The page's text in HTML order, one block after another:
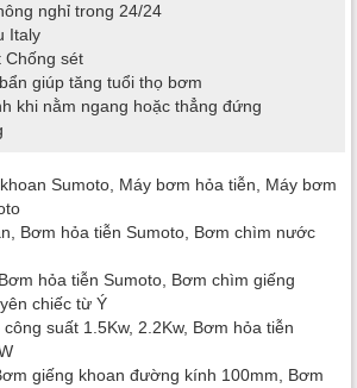
nghỉ trong 24/24
Italy
Chống sét
giúp tăng tuổi thọ bơm
khi nằm ngang hoặc thẳng đứng
Sumoto, Máy bơm hỏa tiễn, Máy bơm
Bơm hỏa tiễn Sumoto, Bơm chìm nước
hỏa tiễn Sumoto, Bơm chìm giếng
chiếc từ Ý
suất 1.5Kw, 2.2Kw, Bơm hỏa tiễn
giếng khoan đường kính 100mm, Bơm